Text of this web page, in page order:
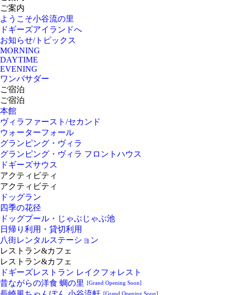
ご案内
ようこそ小谷流の里
ドギーズアイランドへ
お知らせ/トピックス
MORNING
DAYTIME
EVENING
ワンバサダー
ご宿泊
ご宿泊
本館
ヴィラファースト/セカンド
ウォーターフォール
グランピング・ヴィラ
グランピング・ヴィラ フロントハウス
ドギーズサウス
アクティビティ
アクティビティ
ドッグラン
四季の花径
ドッグプール・じゃぶじゃぶ池
日帰り利用・貸切利用
八街レンタルステーション
レストラン&カフェ
レストラン&カフェ
ドギーズレストラン レイクフォレスト
昔ながらの洋食 蜩の里 [Grand Opening Soon]
[Grand Opening Soon]